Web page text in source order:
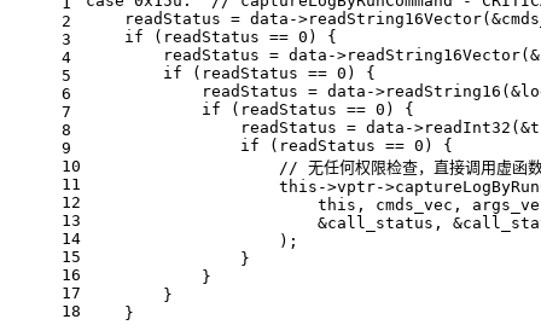
2
3
4
5
6
7
8
9
10
11
12
13
14
15
16
17
18
readStatus = data-
if (readStatus == 0 ) {
readStatus = data-
if (readStatus == 0 ) {
readStatus = data-
if (readStatus == 0 ) {
readStatus = data-
if (readStatus == 0 ) {
// 无任何权限检查，直接调用虚函
this ->vptr-
this , cmds_vec,
&call_status,
                    );
                }
            }
        }
    }